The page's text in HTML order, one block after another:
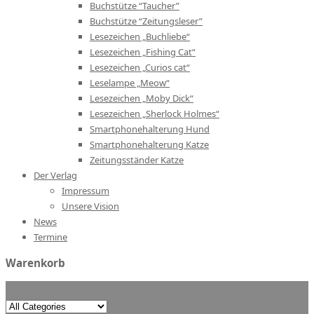
Buchstütze “Taucher”
Buchstütze “Zeitungsleser”
Lesezeichen „Buchliebe“
Lesezeichen „Fishing Cat“
Lesezeichen „Curios cat“
Leselampe „Meow“
Lesezeichen „Moby Dick“
Lesezeichen „Sherlock Holmes“
Smartphonehalterung Hund
Smartphonehalterung Katze
Zeitungsständer Katze
Der Verlag
Impressum
Unsere Vision
News
Termine
Warenkorb
Search